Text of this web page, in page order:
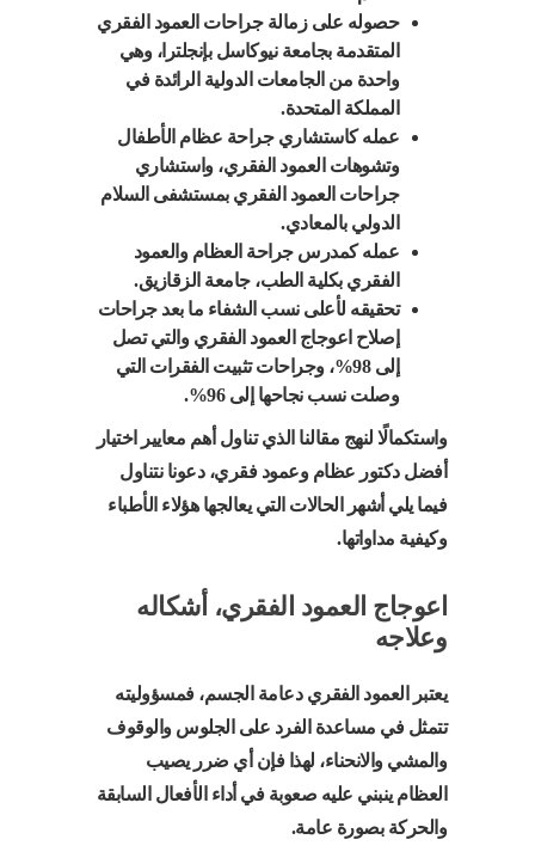
حصوله على زمالة جراحات العمود الفقري
المتقدمة بجامعة نيوكاسل بإنجلترا، وهي
واحدة من الجامعات الدولية الرائدة في
المملكة المتحدة.
عمله كاستشاري جراحة عظام الأطفال
وتشوهات العمود الفقري، واستشاري
جراحات العمود الفقري بمستشفى السلام
الدولي بالمعادي.
عمله كمدرس جراحة العظام والعمود
الفقري بكلية الطب، جامعة الزقازيق.
تحقيقه لأعلى نسب الشفاء ما بعد جراحات
إصلاح اعوجاج العمود الفقري والتي تصل
إلى 98%، وجراحات تثبيت الفقرات التي
وصلت نسب نجاحها إلى 96%.
واستكمالًا لنهج مقالنا الذي تناول أهم معايير اختيار
أفضل دكتور عظام وعمود فقري، دعونا نتناول
فيما يلي أشهر الحالات التي يعالجها هؤلاء الأطباء
وكيفية مداواتها.
اعوجاج العمود الفقري، أشكاله
وعلاجه
يعتبر العمود الفقري دعامة الجسم، فمسؤوليته
تتمثل في مساعدة الفرد على الجلوس والوقوف
والمشي والانحناء، لهذا فإن أي ضرر يصيب
العظام ينبني عليه صعوبة في أداء الأفعال السابقة
والحركة بصورة عامة.